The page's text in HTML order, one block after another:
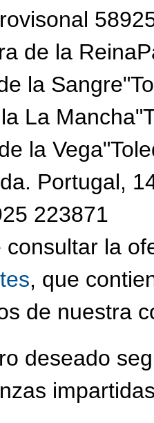
de la
la
La
la
Portugal,
223871
consultar la
, que
de nuestra
deseado